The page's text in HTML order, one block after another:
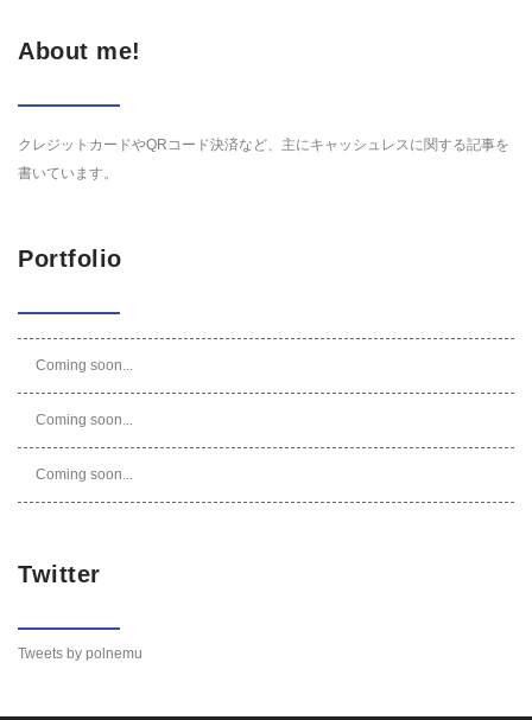
About me!
クレジットカードやQRコード決済など、主にキャッシュレスに関する記事を
書いています。
Portfolio
Coming soon...
Coming soon...
Coming soon...
Twitter
Tweets by polnemu